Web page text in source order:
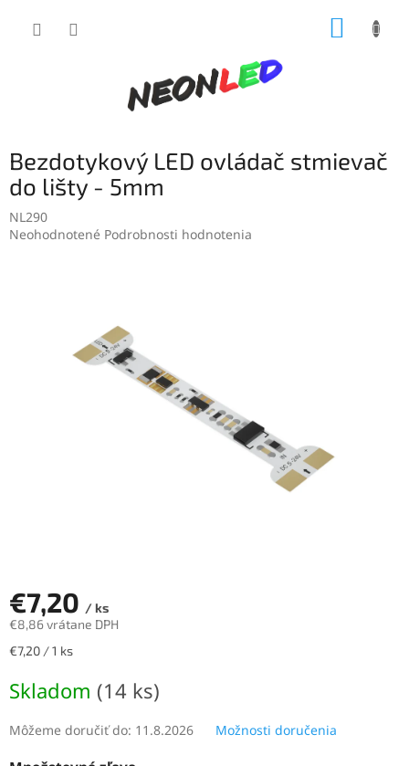
Bezdotykový LED ovládač stmievač
do lišty - 5mm
NL290
Priemerné
hviezdičiek.
Neohodnotené Podrobnosti hodnotenia
€7,20 / ks
€8,86 vrátane DPH
Jednotková
€7,20 / 1 ks
Skladom (14 ks)
Môžeme doručiť do: 11.8.2026 Možnosti doručenia